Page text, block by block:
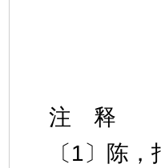
注 释
〔1〕陈